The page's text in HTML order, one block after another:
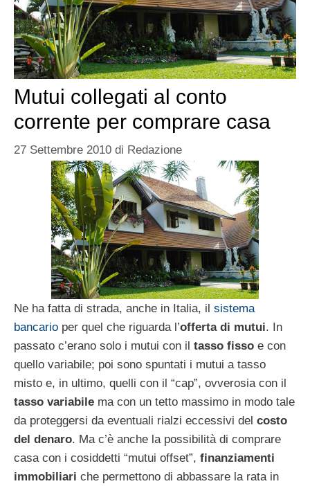
Mutui collegati al conto
corrente per comprare casa
27 Settembre 2010 di Redazione
Ne ha fatta di strada, anche in Italia, il sistema
bancario per quel che riguarda l’offerta di mutui. In
passato c’erano solo i mutui con il tasso fisso e con
quello variabile; poi sono spuntati i mutui a tasso
misto e, in ultimo, quelli con il “cap”, ovverosia con il
tasso variabile ma con un tetto massimo in modo tale
da proteggersi da eventuali rialzi eccessivi del costo
del denaro. Ma c’è anche la possibilità di comprare
casa con i cosiddetti “mutui offset”, finanziamenti
immobiliari che permettono di abbassare la rata in